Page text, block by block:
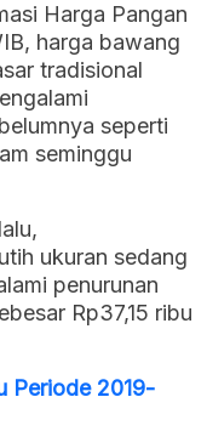
Harga Pangan
harga bawang
tradisional
seperti
seminggu
ukuran sedang
penurunan
Rp37,15 ribu
Periode 2019-